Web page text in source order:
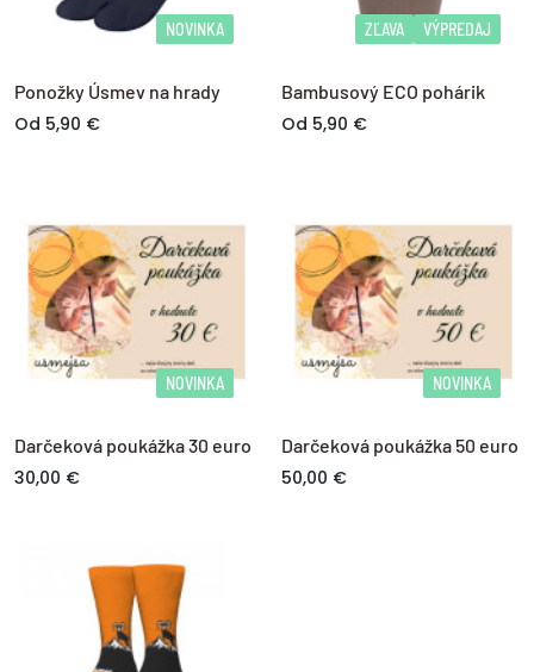
NOVINKA
Ponožky Úsmev na hrady
Od 5,90 €
ZĽAVA VÝPREDAJ
Bambusový ECO pohárik
Od 5,90 €
NOVINKA
Darčeková poukážka 30 euro
30,00 €
NOVINKA
Darčeková poukážka 50 euro
50,00 €